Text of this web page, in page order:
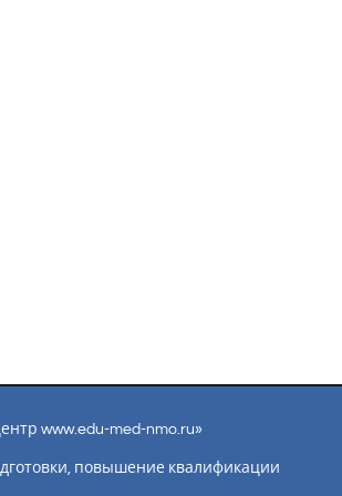
www.edu-med-nmo.ru»
повышение квалификации